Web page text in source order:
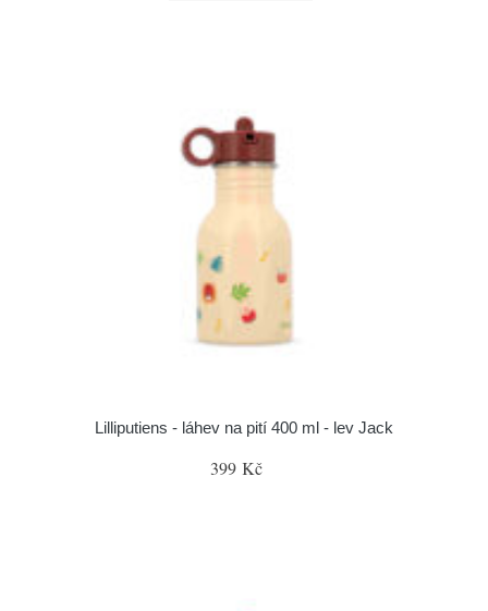
Lilliputiens - láhev na pití 400 ml - lev Jack
399 Kč